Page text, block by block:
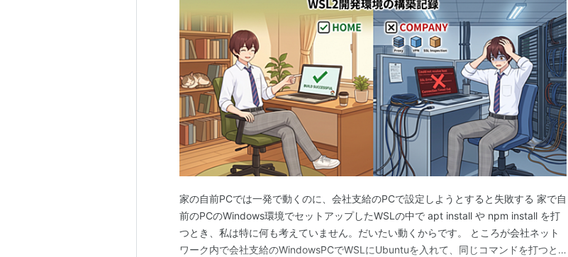
家の自前PCでは一発で動くのに、会社支給のPCで設定しようとすると失敗する 家で自
前のPCのWindows環境でセットアップしたWSLの中で apt install や npm install を打
つとき、私は特に何も考えていません。だいたい動くからです。 ところが会社ネット
ワーク内で会社支給のWindowsPCでWSLにUbuntuを入れて、同じコマンドを打つと…